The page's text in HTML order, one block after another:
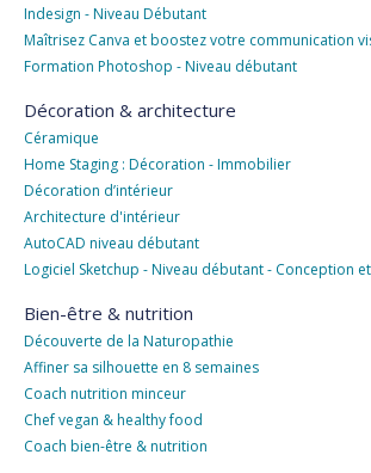
Indesign - Niveau Débutant
Maîtrisez Canva et boostez votre communication
Formation Photoshop - Niveau débutant
Décoration & architecture
Céramique
Home Staging : Décoration - Immobilier
Décoration d’intérieur
Architecture d'intérieur
AutoCAD niveau débutant
Logiciel Sketchup - Niveau débutant - Conception
Bien-être & nutrition
Découverte de la Naturopathie
Affiner sa silhouette en 8 semaines
Coach nutrition minceur
Chef vegan & healthy food
Coach bien-être & nutrition